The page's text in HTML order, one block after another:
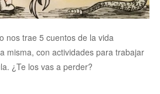
nos trae 5 cuentos de la vida
misma, con actividades para trabajar
¿Te los vas a perder?